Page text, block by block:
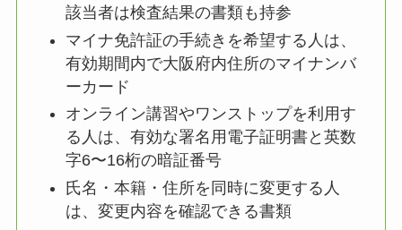
該当者は検査結果の書類も持参
マイナ免許証の手続きを希望する人は、
有効期間内で大阪府内住所のマイナンバ
ーカード
オンライン講習やワンストップを利用す
る人は、有効な署名用電子証明書と英数
字6〜16桁の暗証番号
氏名・本籍・住所を同時に変更する人
は、変更内容を確認できる書類